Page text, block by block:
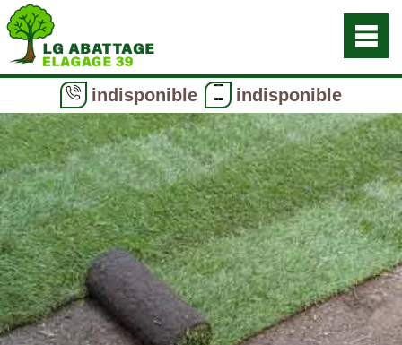
indisponible indisponible